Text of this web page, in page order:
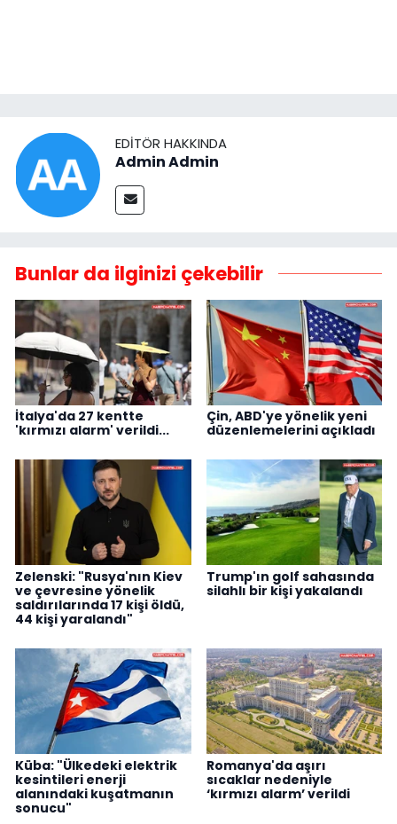
EDITÖR HAKKINDA
Admin Admin
Bunlar da ilginizi çekebilir
İtalya'da 27 kentte
'kırmızı alarm' verildi...
Çin, ABD'ye yönelik yeni
düzenlemelerini açıkladı
Zelenski: "Rusya'nın Kiev
ve çevresine yönelik
saldırılarında 17 kişi öldü,
44 kişi yaralandı"
Trump'ın golf sahasında
silahlı bir kişi yakalandı
Küba: "Ülkedeki elektrik
kesintileri enerji
alanındaki kuşatmanın
sonucu"
Romanya'da aşırı
sıcaklar nedeniyle
‘kırmızı alarm’ verildi